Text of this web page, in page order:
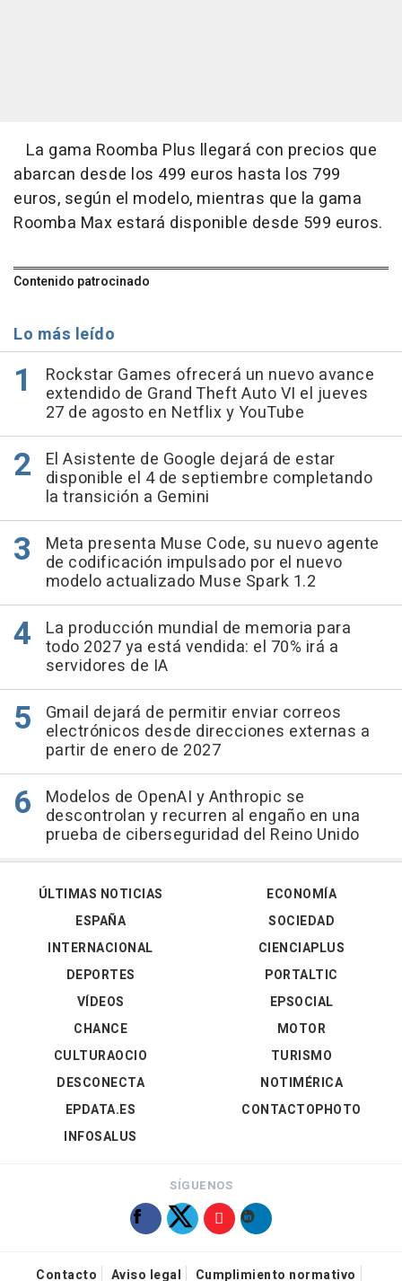
La gama Roomba Plus llegará con precios que
abarcan desde los 499 euros hasta los 799
euros, según el modelo, mientras que la gama
Roomba Max estará disponible desde 599 euros.
Contenido patrocinado
Lo más leído
Rockstar Games ofrecerá un nuevo avance
extendido de Grand Theft Auto VI el jueves
27 de agosto en Netflix y YouTube
El Asistente de Google dejará de estar
disponible el 4 de septiembre completando
la transición a Gemini
Meta presenta Muse Code, su nuevo agente
de codificación impulsado por el nuevo
modelo actualizado Muse Spark 1.2
La producción mundial de memoria para
todo 2027 ya está vendida: el 70% irá a
servidores de IA
Gmail dejará de permitir enviar correos
electrónicos desde direcciones externas a
partir de enero de 2027
Modelos de OpenAI y Anthropic se
descontrolan y recurren al engaño en una
prueba de ciberseguridad del Reino Unido
ÚLTIMAS NOTICIAS
ESPAÑA
INTERNACIONAL
DEPORTES
VÍDEOS
ECONOMÍA
SOCIEDAD
CIENCIAPLUS
PORTALTIC
EPSOCIAL
CHANCE
CULTURAOCIO
DESCONECTA
EPDATA.ES
INFOSALUS
MOTOR
TURISMO
NOTIMÉRICA
CONTACTOPHOTO
SÍGUENOS
Contacto Aviso legal Cumplimiento normativo